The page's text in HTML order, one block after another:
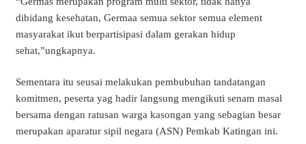
dibidang kesehatan, Germaa semua sektor semua element
masyarakat ikut berpartisipasi dalam gerakan hidup
sehat,”ungkapnya.
Sementara itu seusai melakukan pembubuhan tandatangan
komitmen, peserta yag hadir langsung mengikuti senam masal
bersama dengan ratusan warga kasongan yang sebagian besar
merupakan aparatur sipil negara (ASN) Pemkab Katingan ini.